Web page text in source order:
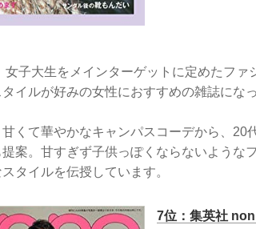
女子大生をメインターゲットに定めたフ
イルが好みの女性におすすめの雑誌にな
くて華やかなキャンパスコーデから、20
案。甘すぎず子供っぽくならないような
タイルを伝授しています。
7位：集英社